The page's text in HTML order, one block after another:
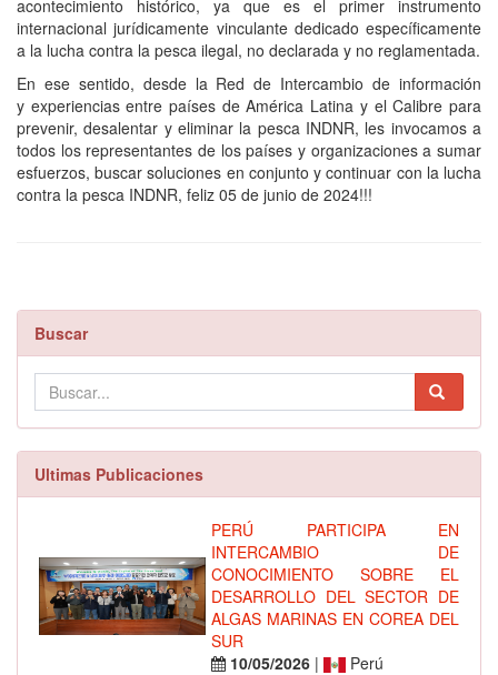
acontecimiento histórico, ya que es el primer instrumento
internacional jurídicamente vinculante dedicado específicamente
a la lucha contra la pesca ilegal, no declarada y no reglamentada.
En ese sentido, desde la Red de Intercambio de información
y experiencias entre países de América Latina y el Calibre para
prevenir, desalentar y eliminar la pesca INDNR, les invocamos a
todos los representantes de los países y organizaciones a sumar
esfuerzos, buscar soluciones en conjunto y continuar con la lucha
contra la pesca INDNR, feliz 05 de junio de 2024!!!
Buscar
Ultimas Publicaciones
PERÚ PARTICIPA EN
INTERCAMBIO DE
CONOCIMIENTO SOBRE EL
DESARROLLO DEL SECTOR DE
ALGAS MARINAS EN COREA DEL
SUR
10/05/2026 |
Perú